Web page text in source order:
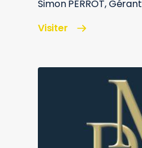
Simon PERROT, Gérant
Visiter